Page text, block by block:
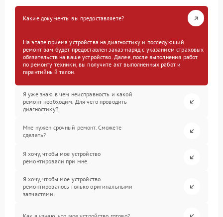
Какие документы вы предоставляете?
На этапе приема устройства на диагностику и последующий
ремонт вам будет предоставлен заказ-наряд с указанием страховых
обязательств на ваше устройство. Далее, после выполнения работ
по ремонту техники, вы получите акт выполненных работ и
гарантийный талон.
Я уже знаю в чем неисправность и какой
ремонт необходим. Для чего проводить
диагностику?
Мне нужен срочный ремонт. Сможете
сделать?
Я хочу, чтобы мое устройство
ремонтировали при мне.
Я хочу, чтобы мое устройство
ремонтировалось только оригинальными
запчастями.